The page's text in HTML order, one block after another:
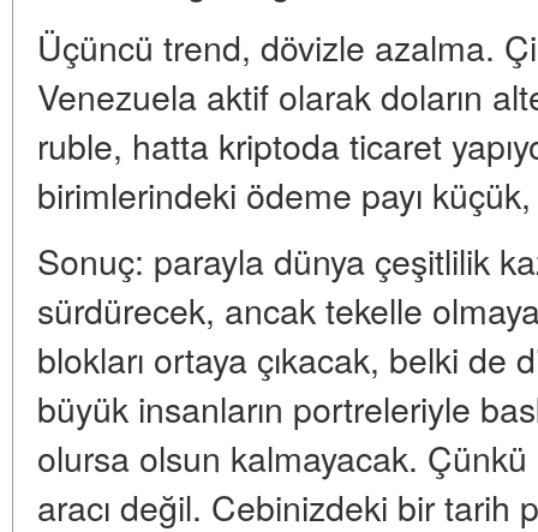
Üçüncü trend, dövizle azalma.
Venezuela aktif olarak doların
ruble, hatta kriptoda ticaret
birimlerindeki ödeme payı
Sonuç: parayla dünya çeşitlilik
sürdürecek, ancak tekelle
blokları ortaya çıkacak, belki de
büyük insanların portreleriyle
olursa olsun kalmayacak.
aracı değil. Cebinizdeki bir tarih